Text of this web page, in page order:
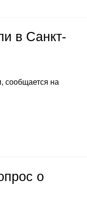
в Санкт-
сообщается на
о